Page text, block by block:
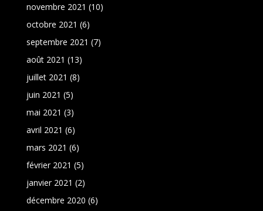
novembre 2021 (10)
octobre 2021 (6)
septembre 2021 (7)
août 2021 (13)
juillet 2021 (8)
juin 2021 (5)
mai 2021 (3)
avril 2021 (6)
mars 2021 (6)
février 2021 (5)
janvier 2021 (2)
décembre 2020 (6)